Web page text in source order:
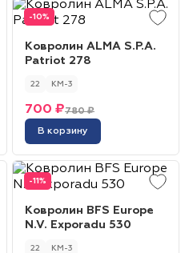
-10%
Ковролин ALMA S.P.A.
Patriot 278
22 КМ-3
780 ₽
700 ₽
В корзину
-11%
Ковролин BFS Europe
N.V. Exporadu 530
22 КМ-3